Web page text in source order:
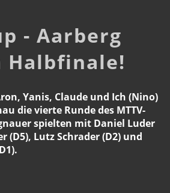
- Aarberg
Halbfinale!
Yanis, Claude und Ich (Nino)
die vierte Runde des MTTV-
spielten mit Daniel Luder
(D5), Lutz Schrader (D2) und